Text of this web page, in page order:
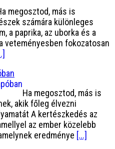
megosztod, más is
számára különleges
a paprika, az uborka és a
veteményesben fokozatosan
Ha megosztod, más is
akik főleg élvezni
A kertészkedés az
az ember közelebb
eredménye [...]